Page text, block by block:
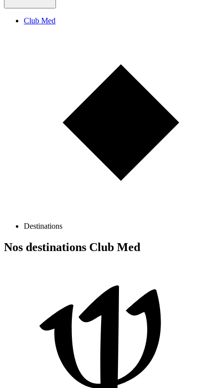
Club Med
Destinations
Nos destinations Club Med